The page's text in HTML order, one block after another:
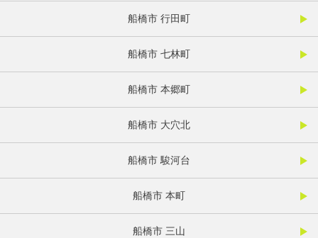
船橋市 行田町
船橋市 七林町
船橋市 本郷町
船橋市 大穴北
船橋市 駿河台
船橋市 本町
船橋市 三山